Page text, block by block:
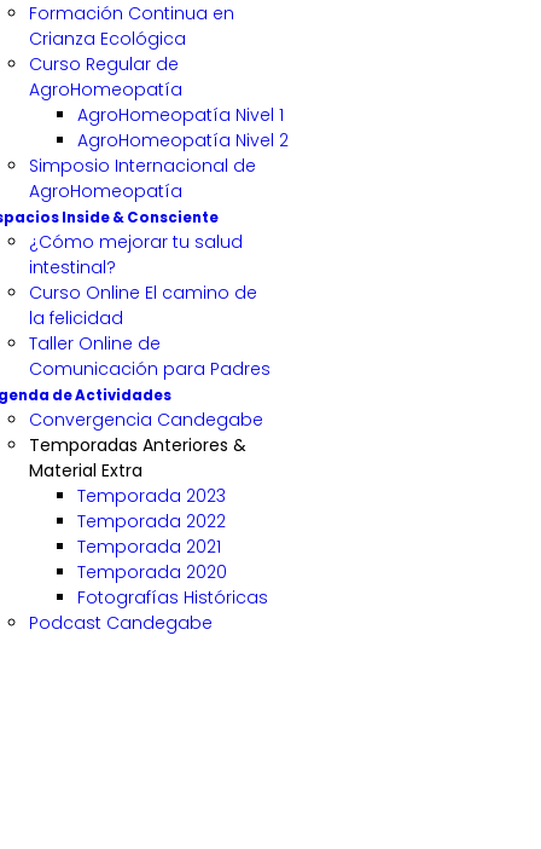
Formación Continua en
Crianza Ecológica
Curso Regular de
AgroHomeopatía
AgroHomeopatía Nivel 1
AgroHomeopatía Nivel 2
Simposio Internacional de
AgroHomeopatía
Inside & Consciente
¿Cómo mejorar tu salud
intestinal?
Curso Online El camino de
la felicidad
Taller Online de
Comunicación para Padres
de Actividades
Convergencia Candegabe
Temporadas Anteriores &
Material Extra
Temporada 2023
Temporada 2022
Temporada 2021
Temporada 2020
Fotografías Históricas
Podcast Candegabe